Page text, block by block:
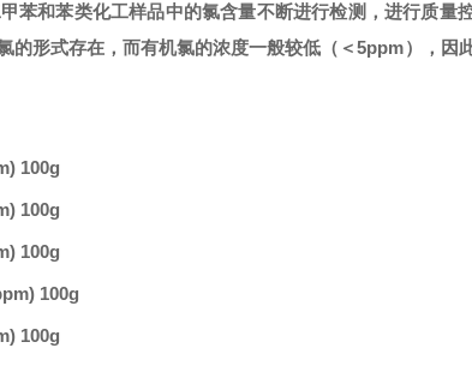
苯和苯类化工样品中的氯含量不断进行检测，进行质量
的形式存在，而有机氯的浓度一般较低（＜5ppm），因
100g
100g
100g
100g
100g